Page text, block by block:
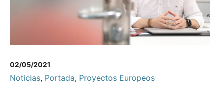
02/05/2021
Noticias, Portada, Proyectos Europeos